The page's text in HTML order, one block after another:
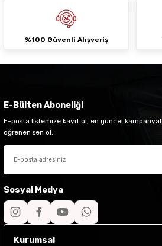
%100 Güvenli Alışveriş
E-Bülten Aboneliği
E-posta listemize kayıt ol, en güncel
öğrenen sen ol.
Sosyal Medya
Kurumsal